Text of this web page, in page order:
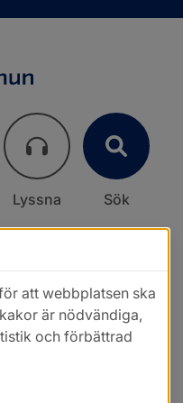
Lyssna Sök
att webbplatsen ska
är nödvändiga,
och förbättrad